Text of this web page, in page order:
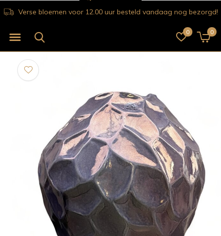
0 0
Verse bloemen voor 12.00 uur besteld vandaag nog bezorgd!